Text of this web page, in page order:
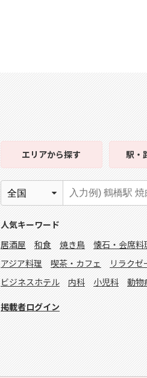
エリアから探す 駅・
人気キーワード
居酒屋
和食 焼き鳥 懐石・会席料
アジア料理
喫茶・カフェ リラクゼ
ビジネスホテル
内科 小児科 動物
掲載者ログイン